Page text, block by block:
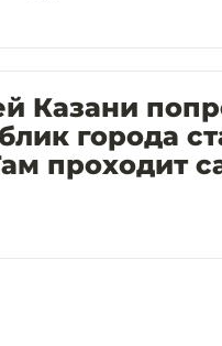
Казани
города
проходит